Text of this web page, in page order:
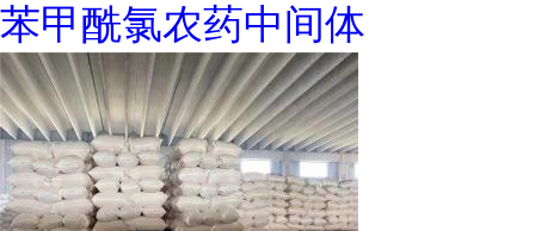
苯甲酰氯农药中间体